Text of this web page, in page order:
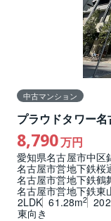
中古マンション
プラウドタワー名
8,790万円
愛知県名古屋市中区
名古屋市営地下鉄桜
名古屋市営地下鉄鶴
名古屋市営地下鉄東
2LDK 61.28m2
東向き